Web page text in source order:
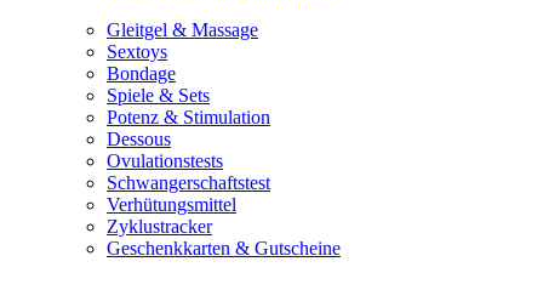
Gleitgel & Massage
Sextoys
Bondage
Spiele & Sets
Potenz & Stimulation
Dessous
Ovulationstests
Schwangerschaftstest
Verhütungsmittel
Zyklustracker
Geschenkkarten & Gutscheine